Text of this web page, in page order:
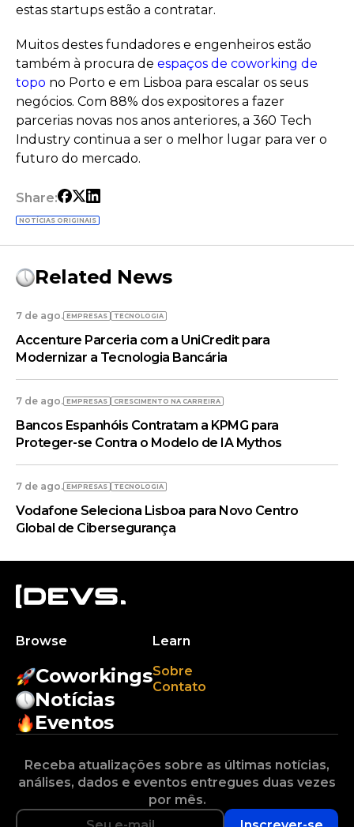
estas startups estão a contratar.
Muitos destes fundadores e engenheiros estão
também à procura de espaços de coworking de
topo no Porto e em Lisboa para escalar os seus
negócios. Com 88% dos expositores a fazer
parcerias novas nos anos anteriores, a 360 Tech
Industry continua a ser o melhor lugar para ver o
futuro do mercado.
Share:
NOTÍCIAS ORIGINAIS
Related News
7 de ago. EMPRESAS TECNOLOGIA
Accenture Parceria com a UniCredit para
Modernizar a Tecnologia Bancária
7 de ago. EMPRESAS CRESCIMENTO NA CARREIRA
Bancos Espanhóis Contratam a KPMG para
Proteger-se Contra o Modelo de IA Mythos
7 de ago. EMPRESAS TECNOLOGIA
Vodafone Seleciona Lisboa para Novo Centro
Global de Cibersegurança
Browse
Coworkings
Notícias
Eventos
Learn
Sobre
Contato
Receba atualizações sobre as últimas notícias,
análises, dados e eventos entregues duas vezes
por mês.